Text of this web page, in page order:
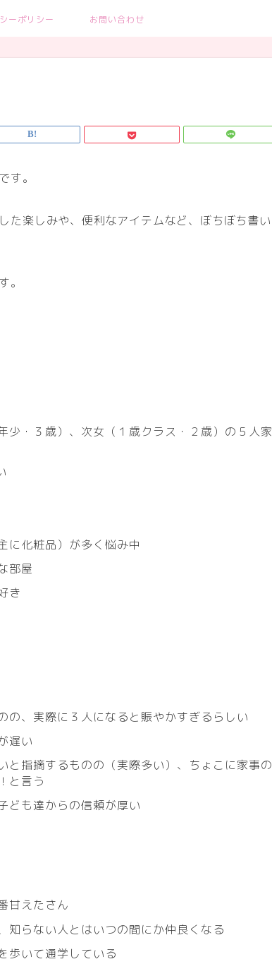
ーポリシー お問い合わせ
す。
た楽しみや、便利なアイテムなど、ぼちぼち書い
。
少・３歳）、次女（１歳クラス・２歳）の５人家
に化粧品）が多く悩み中
部屋
き
の、実際に３人になると賑やかすぎるらしい
遅い
と指摘するものの（実際多い）、ちょこに家事の
と言う
ども達からの信頼が厚い
甘えたさん
知らない人とはいつの間にか仲良くなる
歩いて通学している